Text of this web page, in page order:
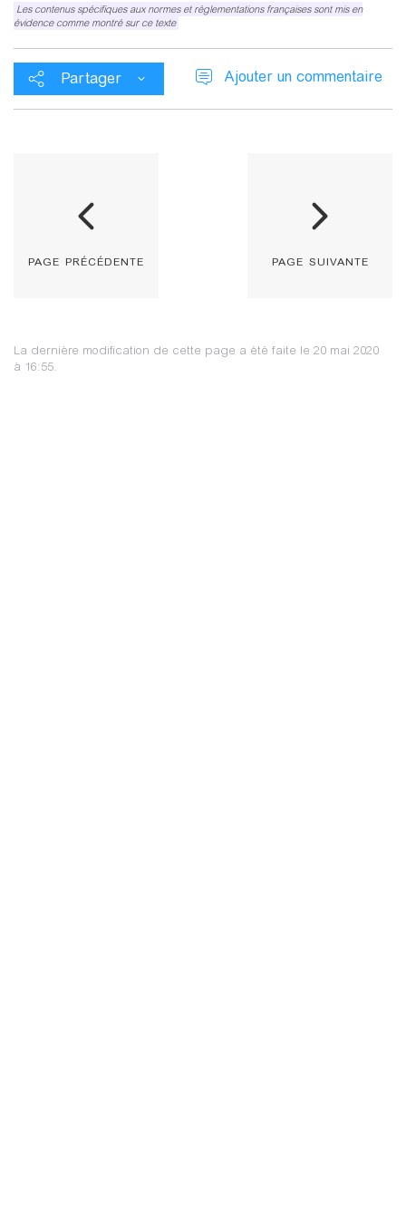
Les contenus spécifiques aux normes et réglementations françaises sont mis en
évidence comme montré sur ce texte
Partager Ajouter un commentaire
page précédente page suivante
La dernière modification de cette page a été faite le 20 mai 2020
à 16:55.